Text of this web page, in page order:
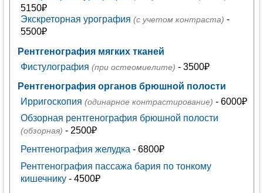
5150₽
Экскреторная урография (с учетом контраста) -
5500₽
Рентгенография мягких тканей
Фистулография (при остеомиелите) - 3500₽
Рентгенография органов брюшной полости
Ирригоскопия (одинарное контрастирование) - 6000₽
Обзорная рентгенография брюшной полости
(обзорная) - 2500₽
Рентгенография желудка - 6800₽
Рентгенография пассажа бария по тонкому
кишечнику- 4500₽